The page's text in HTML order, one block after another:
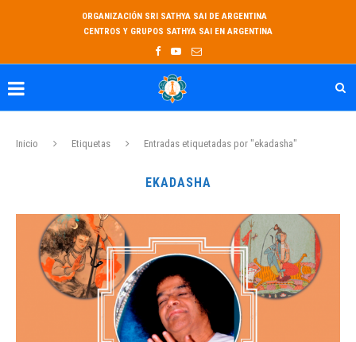
ORGANIZACIÓN SRI SATHYA SAI DE ARGENTINA
CENTROS Y GRUPOS SATHYA SAI EN ARGENTINA
Inicio Etiquetas Entradas etiquetadas por "ekadasha"
EKADASHA